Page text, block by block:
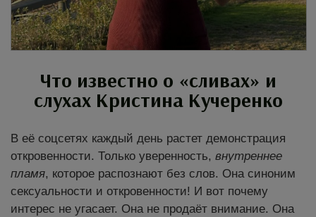
Что известно о «сливах» и
слухах Кристина Кучеренко
В её соцсетях каждый день растет демонстрация
откровенности. Только уверенность, внутреннее
пламя, которое распознают без слов. Она синоним
сексуальности и откровенности! И вот почему
интерес не угасает. Она не продаёт внимание. Она